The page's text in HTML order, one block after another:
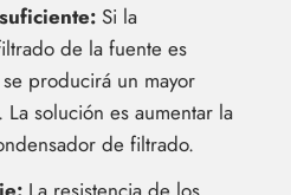
Si la
de la fuente es
producirá un mayor
solución es aumentar la
de filtrado.